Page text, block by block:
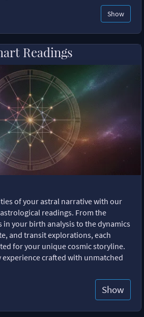
Show
Readings
of your astral narrative with our
readings. From the
your birth analysis to the dynamics
and transit explorations, each
for your unique cosmic storyline.
crafted with unmatched
Show